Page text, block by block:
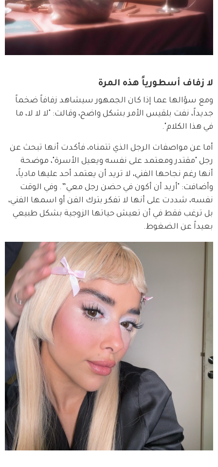
لا زفاف أسطورياً هذه المرة
ومع سؤالها عما إذا كان الجمهور سيشاهد زفافاً ضخماً
جديداً، نفت بلقيس الأمر بشكل واضح، وقالت: "لا لا لا، ما
في هذا الكلام".
أما عن مواصفات الرجل الذي تتمناه، فأكدت أنها تبحث عن
رجل "مقتدر ومعتمد على نفسه ويعيل الأسرة"، موضحة
أنها رغم نجاحها الفني، لا تريد أن يعتمد أحد عليها مادياً،
وأضافت: "أريد أن أكون في حضن رجل معي”. وفي الوقت
نفسه، شددت على أنها لا تفكر بترك الفن أو اسمها الفني،
بل ترغب فقط في أن تعيش حياتها الزوجية بشكل طبيعي
بعيداً عن الضغوط.